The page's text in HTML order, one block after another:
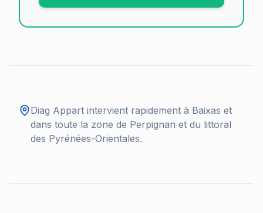
Diag Appart intervient rapidement à Baixas et
dans toute la zone de Perpignan et du littoral
des Pyrénées-Orientales.